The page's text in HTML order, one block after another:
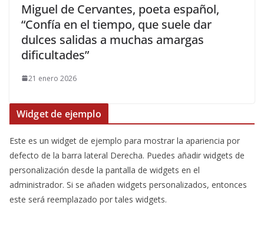
Miguel de Cervantes, poeta español,
“Confía en el tiempo, que suele dar
dulces salidas a muchas amargas
dificultades”
21 enero 2026
Widget de ejemplo
Este es un widget de ejemplo para mostrar la apariencia por
defecto de la barra lateral Derecha. Puedes añadir widgets de
personalización desde la pantalla de widgets en el
administrador. Si se añaden widgets personalizados, entonces
este será reemplazado por tales widgets.